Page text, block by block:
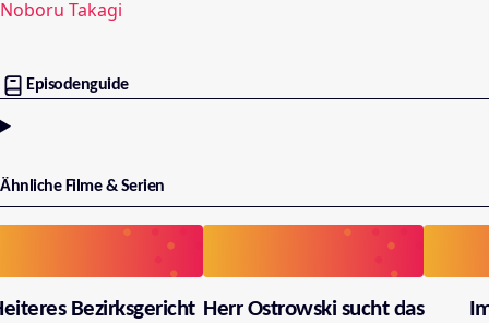
Noboru Takagi
Episodenguide
Ähnliche Filme & Serien
Bezirksgericht Herr Ostrowski sucht das